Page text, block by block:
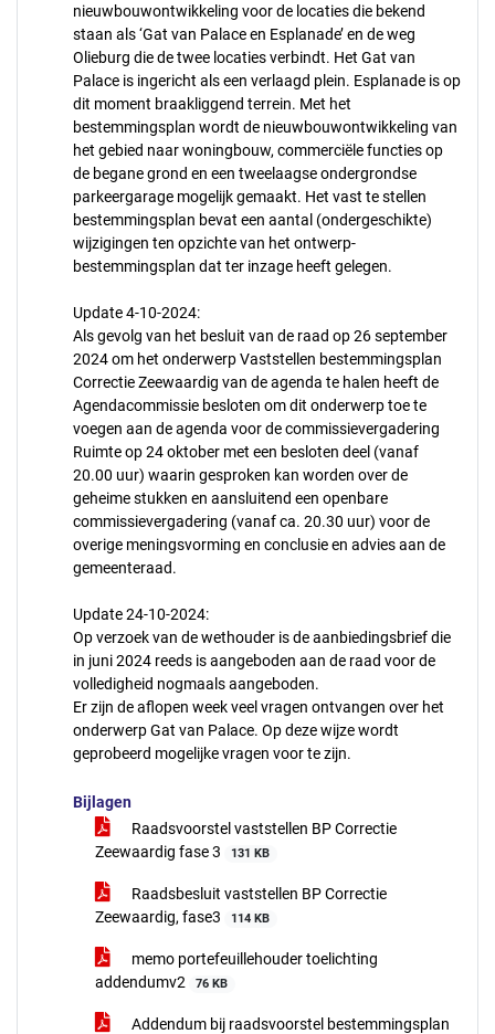
nieuwbouwontwikkeling voor de locaties die bekend
staan als ‘Gat van Palace en Esplanade’ en de weg
Olieburg die de twee locaties verbindt. Het Gat van
Palace is ingericht als een verlaagd plein. Esplanade is op
dit moment braakliggend terrein. Met het
bestemmingsplan wordt de nieuwbouwontwikkeling van
het gebied naar woningbouw, commerciële functies op
de begane grond en een tweelaagse ondergrondse
parkeergarage mogelijk gemaakt. Het vast te stellen
bestemmingsplan bevat een aantal (ondergeschikte)
wijzigingen ten opzichte van het ontwerp-
bestemmingsplan dat ter inzage heeft gelegen.
Update 4-10-2024:
Als gevolg van het besluit van de raad op 26 september
2024 om het onderwerp Vaststellen bestemmingsplan
Correctie Zeewaardig van de agenda te halen heeft de
Agendacommissie besloten om dit onderwerp toe te
voegen aan de agenda voor de commissievergadering
Ruimte op 24 oktober met een besloten deel (vanaf
20.00 uur) waarin gesproken kan worden over de
geheime stukken en aansluitend een openbare
commissievergadering (vanaf ca. 20.30 uur) voor de
overige meningsvorming en conclusie en advies aan de
gemeenteraad.
Update 24-10-2024:
Op verzoek van de wethouder is de aanbiedingsbrief die
in juni 2024 reeds is aangeboden aan de raad voor de
volledigheid nogmaals aangeboden.
Er zijn de aflopen week veel vragen ontvangen over het
onderwerp Gat van Palace. Op deze wijze wordt
geprobeerd mogelijke vragen voor te zijn.
Bijlagen
Raadsvoorstel vaststellen BP Correctie
Zeewaardig fase 3
131 KB
Raadsbesluit vaststellen BP Correctie
Zeewaardig, fase3
114 KB
memo portefeuillehouder toelichting
addendumv2
76 KB
Addendum bij raadsvoorstel bestemmingsplan